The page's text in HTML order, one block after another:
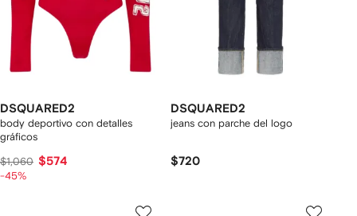
DSQUARED2
body deportivo con detalles
gráficos
$1,060 $574
-45%
DSQUARED2
jeans con parche del logo
$720